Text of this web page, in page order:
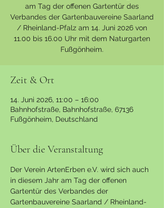
am Tag der offenen Gartentür des
Verbandes der Gartenbauvereine Saarland
/ Rheinland-Pfalz am 14. Juni 2026 von
11.00 bis 16.00 Uhr mit dem Naturgarten
Fußgönheim.
Zeit & Ort
14. Juni 2026, 11:00 – 16:00
Bahnhofstraße, Bahnhofstraße, 67136
Fußgönheim, Deutschland
Über die Veranstaltung
Der Verein ArtenErben e.V. wird sich auch
in diesem Jahr am Tag der offenen
Gartentür des Verbandes der
Gartenbauvereine Saarland / Rheinland-